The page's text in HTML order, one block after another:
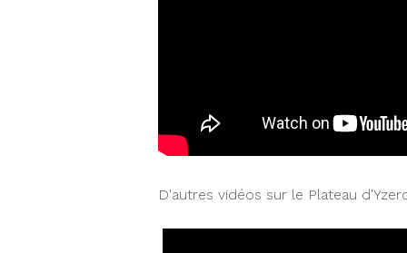
D'autres vidéos sur le Plateau